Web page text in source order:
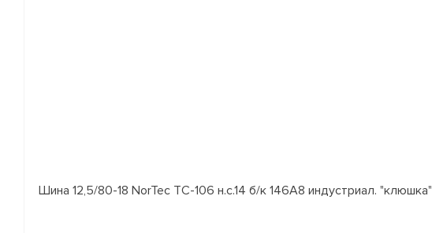
Шина 12,5/80-18 NorTec TC-106 н.с.14 б/к 146A8 индустриал. "клюшка"